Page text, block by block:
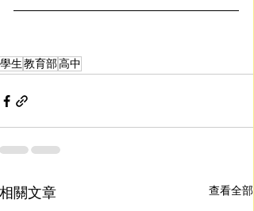
學生教育部高中
相關文章 查看全部